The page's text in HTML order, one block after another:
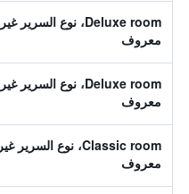
Deluxe room، نوع السرير غير
معروف
Deluxe room، نوع السرير غير
معروف
Classic room، نوع السرير غير
معروف